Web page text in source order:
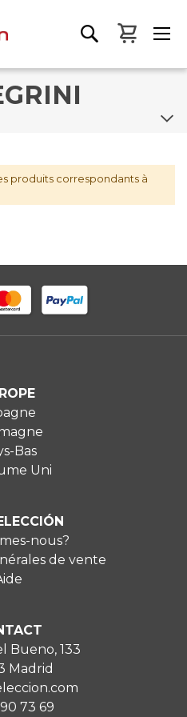
Mon
produits correspondants à
Bas
Uni
nous?
de vente
Bueno, 133
Madrid
73 69